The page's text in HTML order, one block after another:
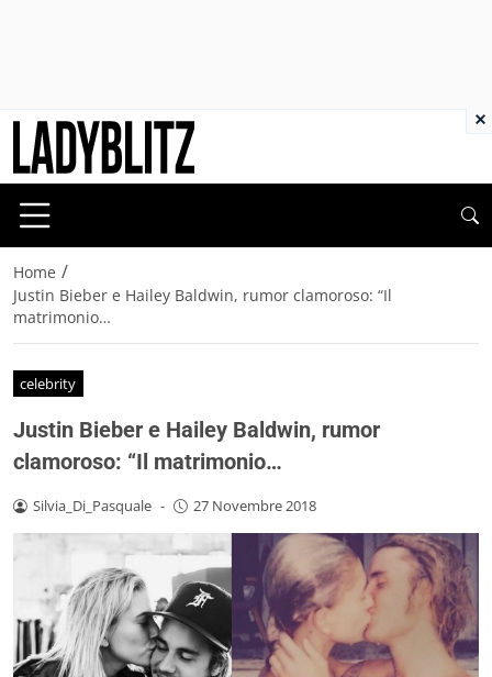
Home /
Justin Bieber e Hailey Baldwin, rumor clamoroso: “Il
matrimonio…
celebrity
Justin Bieber e Hailey Baldwin, rumor
clamoroso: “Il matrimonio…
Silvia_Di_Pasquale - 27 Novembre 2018
×